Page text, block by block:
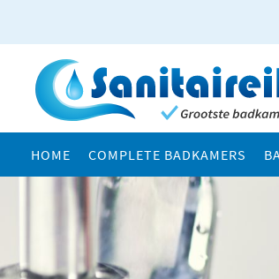
HOME COMPLETE BADKAMERS